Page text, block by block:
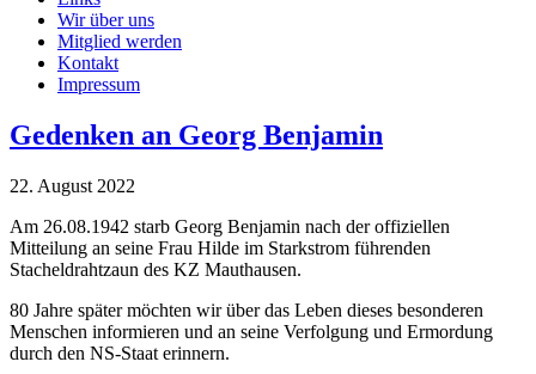
Wir über uns
Mitglied werden
Kontakt
Impressum
Gedenken an Georg Benjamin
22. August 2022
Am 26.08.1942 starb Georg Benjamin nach der offiziellen
Mitteilung an seine Frau Hilde im Starkstrom führenden
Stacheldrahtzaun des KZ Mauthausen.
80 Jahre später möchten wir über das Leben dieses besonderen
Menschen informieren und an seine Verfolgung und Ermordung
durch den NS-Staat erinnern.